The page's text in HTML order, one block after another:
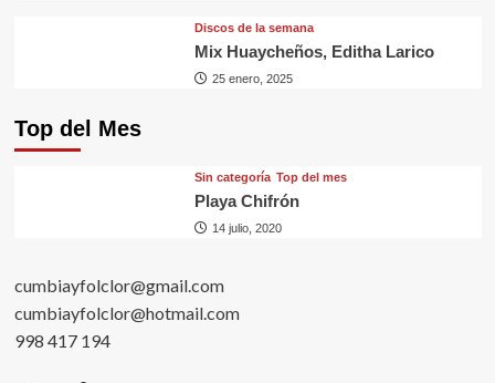
Discos de la semana
Mix Huaycheños, Editha Larico
25 enero, 2025
Top del Mes
Sin categorí­a Top del mes
Playa Chifrón
14 julio, 2020
cumbiayfolclor@gmail.com
cumbiayfolclor@hotmail.com
998 417 194